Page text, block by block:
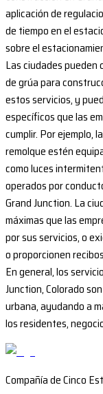
aplicación de
de tiempo en el
sobre el
Las ciudades
de grúa para
estos servicios, y
específicos que las
cumplir. Por ejemplo,
remolque estén
como luces
operados por
Grand Junction. La
máximas que las
por sus servicios, o
o proporcionen
En general, los
Junction, Colorado
urbana, ayudando a
los residentes,
Compañía de Cinco